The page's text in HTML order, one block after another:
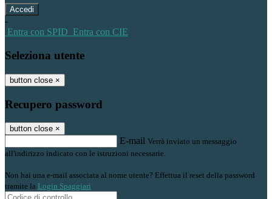
-
Entra con SPID Entra con CIE
Seleziona utente
button close ×
Recupero password
button close ×
E-mail Verrà inviato un messaggio
all'indirizzo indicato con le istruzioni necessarie.
Non hai una e-mail associata al nome utente? Effettua il reset della password
tramite la Login Spaggiari